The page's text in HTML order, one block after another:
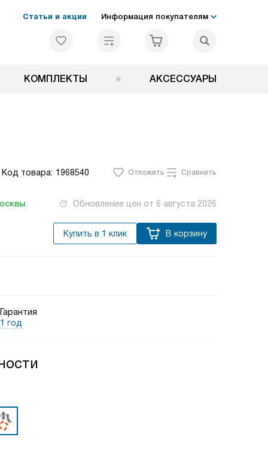
Статьи и акции Информация покупателям
КОМПЛЕКТЫ АКСЕССУАРЫ
Код товара: 1968540 Отложить Сравнить
Обновление цен от 6 августа 2026
Купить в 1 клик В корзину
Гарантия
1 год